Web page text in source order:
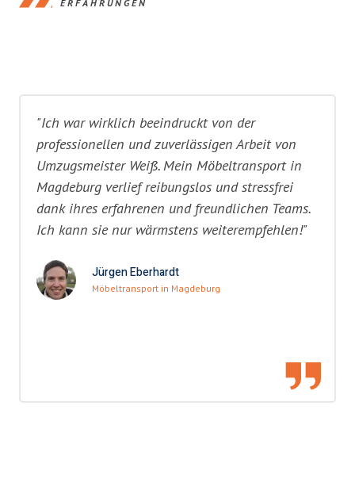
ERFAHRUNGEN
"Ich war wirklich beeindruckt von der
professionellen und zuverlässigen Arbeit von
Umzugsmeister Weiß. Mein Möbeltransport in
Magdeburg verlief reibungslos und stressfrei
dank ihres erfahrenen und freundlichen Teams.
Ich kann sie nur wärmstens weiterempfehlen!"
Jürgen Eberhardt
Möbeltransport in Magdeburg